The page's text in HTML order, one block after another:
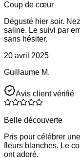
Coup de cœur
Dégusté hier soir.
saline. Le suivi par
sans hésiter.
20 avril 2025
Guillaume M.
Avis client vérifié
Belle découverte
Pris pour célébrer
fleurs blanches. Le
ont adoré.